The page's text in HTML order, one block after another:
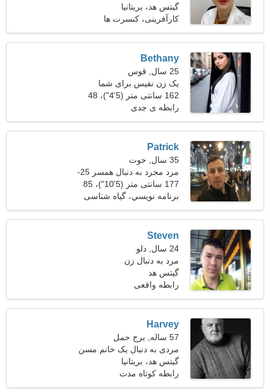
42
گیتس هد، بریتانیا
کارآفرینی، کنسرت ها
Bethany
25 سال, قوس
یک زن نفیس برای شما
162 سانتی متر (5'4")، 48
کیلوگرم (105 پوند)
رابطه ی جدی
Patrick
35 سال, حوت
مرد مجرد به دنبال همسر 25-
30
177 سانتی متر (5'10")، 85
کیلوگرم (187 پوند)
برنامه نويسي، گیاه شناسی
Steven
24 سال, دلو
مرد به دنبال زن
گیتس هد
رابطه واقعی
Harvey
57 ساله, برج حمل
مردی به دنبال یک خانم مسن
گیتس هد، بریتانیا
رابطه کوتاه مدت